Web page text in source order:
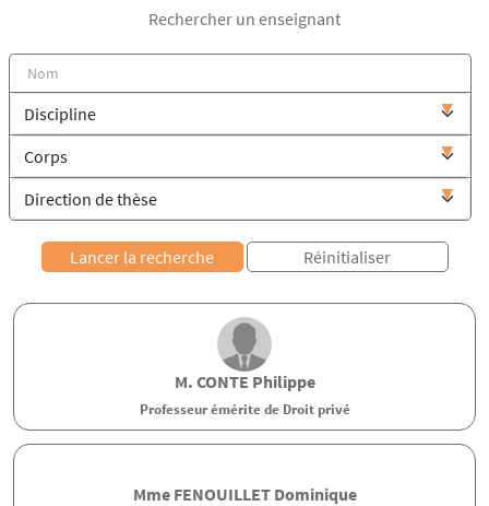
Rechercher un enseignant
M. CONTE Philippe
Professeur émérite de Droit privé
Mme FENOUILLETDominique